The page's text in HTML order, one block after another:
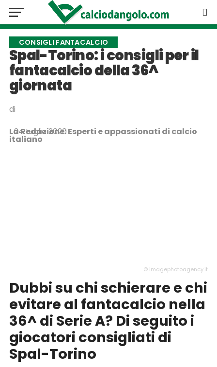
CONSIGLI FANTACALCIO
Spal-Torino: i consigli per il
fantacalcio della 36^
giornata
di
La Redazione: Esperti e appassionati di calcio
italiano
24 Luglio 2020
© imagephotoagency.it
Dubbi su chi schierare e chi
evitare al fantacalcio nella
36^ di Serie A? Di seguito i
giocatori consigliati di
Spal-Torino